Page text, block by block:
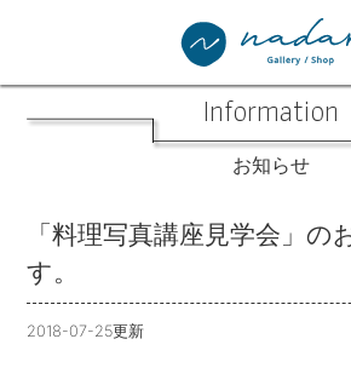
Information
お知らせ
「料理写真講座見学会」の
す。
2018-07-25更新